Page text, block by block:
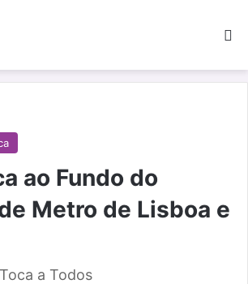
ao Fundo do
Metro de Lisboa e
a Todos